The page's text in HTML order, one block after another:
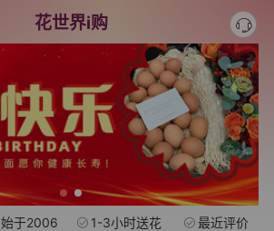
花世界i购
始于2006 1-3小时送花 最近评价